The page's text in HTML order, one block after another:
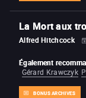
La Mort aux
Alfred Hitchcock
BONUS ARCHIVES
Également
Gérard Krawczyk